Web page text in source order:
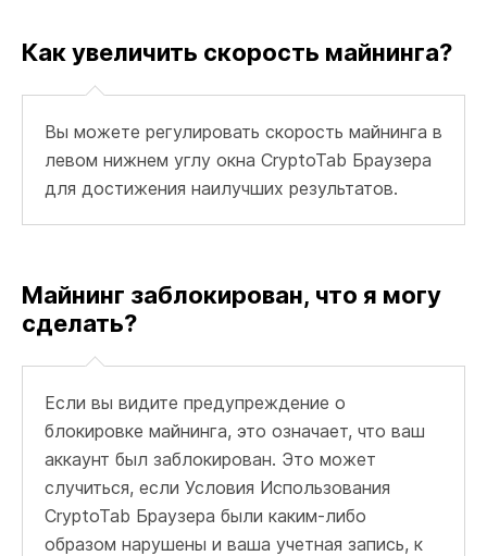
Как увеличить скорость майнинга?
Вы можете регулировать скорость майнинга в
левом нижнем углу окна CryptoTab Браузера
для достижения наилучших результатов.
Майнинг заблокирован, что я могу
сделать?
Если вы видите предупреждение о
блокировке майнинга, это означает, что ваш
аккаунт был заблокирован. Это может
случиться, если Условия Использования
CryptoTab Браузера были каким-либо
образом нарушены и ваша учетная запись, к